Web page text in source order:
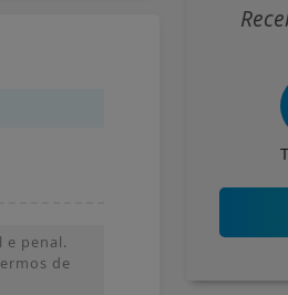
penal.
de